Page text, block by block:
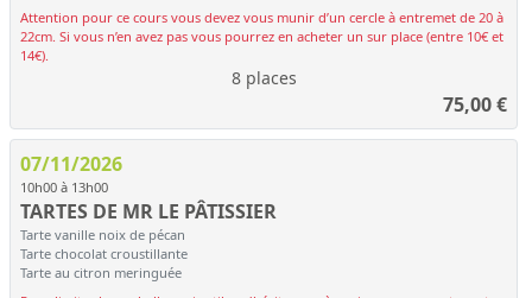
Attention pour ce cours vous devez vous munir d’un cercle à entremet de 20 à
22cm. Si vous n’en avez pas vous pourrez en acheter un sur place (entre 10€ et
14€).
8 places
75,00€
07/11/2026
10h00 à 13h00
TARTES DE MR LE PÂTISSIER
Tarte vanille noix de pécan
Tarte chocolat croustillante
Tarte au citron meringuée